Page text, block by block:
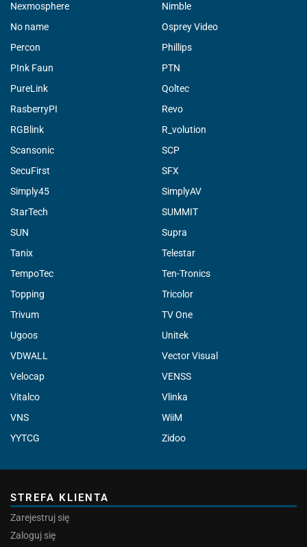
Nexmosphere
Nimble
No name
Osprey Video
Percon
Phillips
PInk Faun
PTN
PureLink
Qoltec
RasberryPI
Revo
RGBlink
R_volution
Scansonic
SCP
SecuFirst
SFX
Simply45
SimplyAV
StarTech
SUMMIT
SUN
Supra
Tanix
Telestar
TempoTec
Ten-Tronics
Topping
Tricolor
Trivum
TV One
Ugoos
Unitek
VDWALL
Vector Visual
Velocap
VENSS
Vitalco
Vlinka
VNS
WiiM
YYTCG
Zidoo
STREFA KLIENTA
Zarejestruj się
Zaloguj się